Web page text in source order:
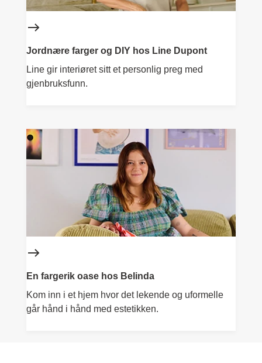
Jordnære farger og DIY hos Line Dupont
Line gir interiøret sitt et personlig preg med
gjenbruksfunn.
En fargerik oase hos Belinda
Kom inn i et hjem hvor det lekende og uformelle
går hånd i hånd med estetikken.